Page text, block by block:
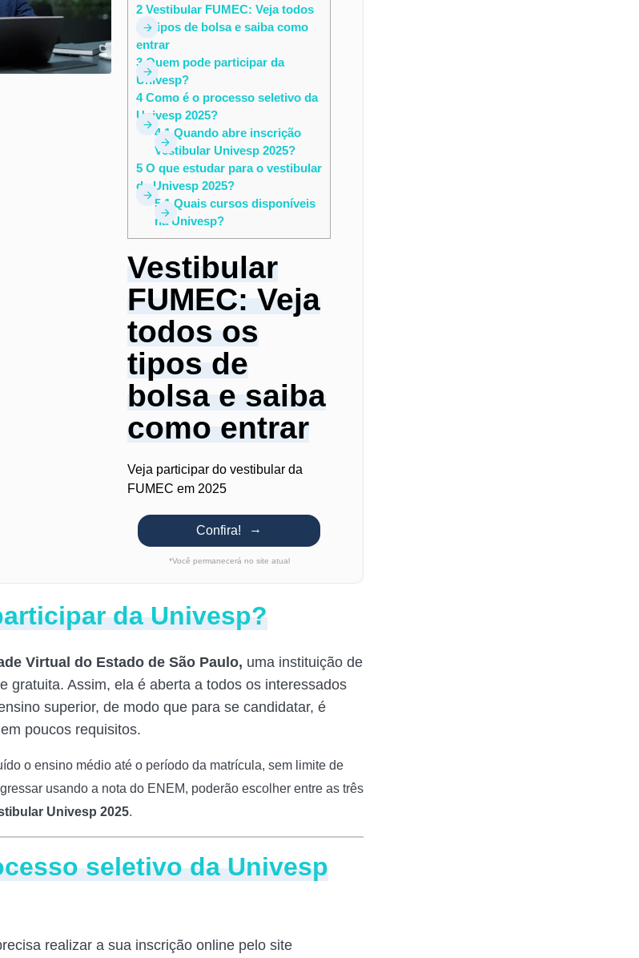
2 Vestibular FUMEC: Veja todos
os tipos de bolsa e saiba como
entrar
3 Quem pode participar da
Univesp?
4Como é o processo seletivo da
Univesp 2025?
4.1 Quando abre inscrição
Vestibular Univesp 2025?
5 O que estudar para o vestibular
da Univesp 2025?
5.1 Quais cursos disponíveis
na Univesp?
Vestibular
FUMEC: Veja
todos os
tipos de
bolsa e saiba
como entrar
Veja participar do vestibular da
FUMEC em 2025
Confira!
*Você permanecerá no site atual
da Univesp?
Virtual do Estado de São Paulo, uma instituição de
gratuita. Assim, ela é aberta a todos os interessados
superior, de modo que para se candidatar, é
poucos requisitos.
o ensino médio até o período da matrícula, sem limite de
usando a nota do ENEM, poderão escolher entre as três
Univesp 2025.
seletivo da Univesp
realizar a sua inscrição online pelo site